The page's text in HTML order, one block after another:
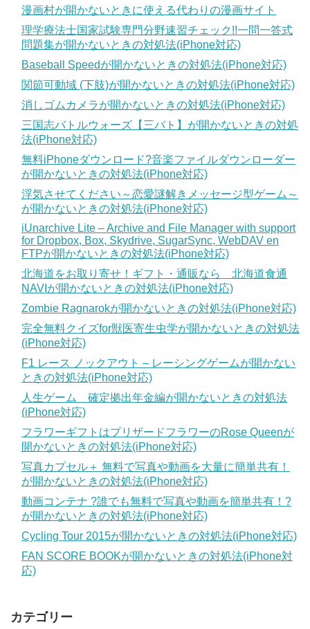
漫画村が開かないときに使える代わりの漫画サイト
理学療法士国家試験専門分野速習チェック!!一問一答式
問題集が開かないときの対処法(iPhone対応)
Baseball Speedが開かないときの対処法(iPhone対応)
関節可動域 (下肢)が開かないときの対処法(iPhone対応)
消しゴムカメラが開かないときの対処法(iPhone対応)
三国志バトルウォーズ【三バト】が開かないときの対処
法(iPhone対応)
無料iPhoneダウンロード?音楽ファイルダウンローダー
が開かないときの対処法(iPhone対応)
浮気させてください～恋愛謎解きメッセージ型ゲーム～
が開かないときの対処法(iPhone対応)
iUnarchive Lite – Archive and File Manager with support
for Dropbox, Box, Skydrive, SugarSync, WebDAV en
FTPが開かないときの対処法(iPhone対応)
北海道をお取り寄せ！ギフト・通販なら 北海道食通
NAVIが開かないときの対処法(iPhone対応)
Zombie Ragnarokが開かないときの対処法(iPhone対応)
完全無料クイズfor獣医寄生虫学が開かないときの対処法
(iPhone対応)
F1 レース ノックアウト – レーシングゲームが開かない
ときの対処法(iPhone対応)
人生ゲーム 確定拠出年金編が開かないときの対処法
(iPhone対応)
フラワーギフトはプリザードフラワーのRose Queenが
開かないときの対処法(iPhone対応)
写真カプセル＋ 無料で写真や動画を大量に簡単共有！
が開かないときの対処法(iPhone対応)
動画コンテナ ?誰でも無料で写真や動画を簡単共有！?
が開かないときの対処法(iPhone対応)
Cycling Tour 2015が開かないときの対処法(iPhone対応)
FAN SCORE BOOKが開かないときの対処法(iPhone対
応)
カテゴリー